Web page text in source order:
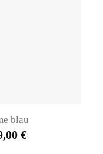
blau
€Aktueller